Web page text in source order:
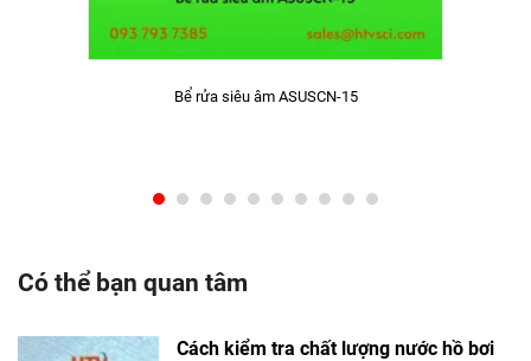
Bể rửa siêu âm ASUSCN-15
Có thể bạn quan tâm
Cách kiểm tra chất lượng nước hồ bơi